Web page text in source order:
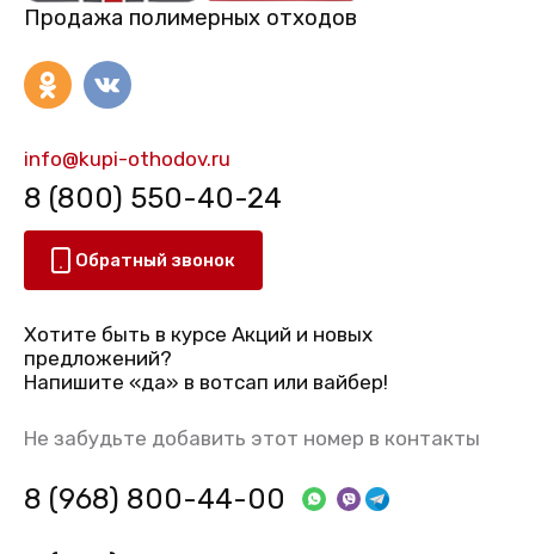
Продажа полимерных отходов
info@kupi-othodov.ru
8 (800) 550-40-24
Обратный звонок
Хотите быть в курсе Акций и новых
предложений?
Напишите «да» в вотсап или вайбер!
Не забудьте добавить этот номер в контакты
8 (968) 800-44-00